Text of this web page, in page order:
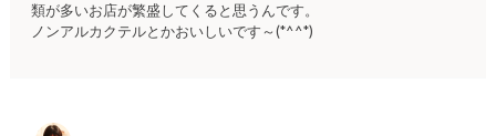
類が多いお店が繁盛してくると思うんです。
ノンアルカクテルとかおいしいです～(*^^*)